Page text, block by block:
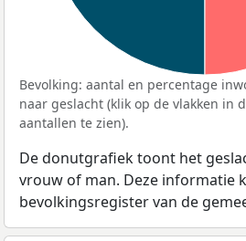
Bevolking: aantal en percentage
naar geslacht (klik op de vlakken in
aantallen te zien).
De donutgrafiek toont het
vrouw of man. Deze informatie
bevolkingsregister van de